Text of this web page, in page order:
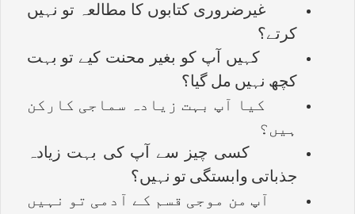
غیرضروری کتابوں کا مطالعہ تو نہیں
کرتے؟
کہیں آپ کو بغیر محنت کیے تو بہت
کچھ نہیں مل گیا؟
کیا آپ بہت زیادہ سماجی کارکن
ہیں؟
کسی چیز سے آپ کی بہت زیادہ
جذباتی وابستگی تو نہیں؟
آپ من موجی قسم کے آدمی تو نہیں